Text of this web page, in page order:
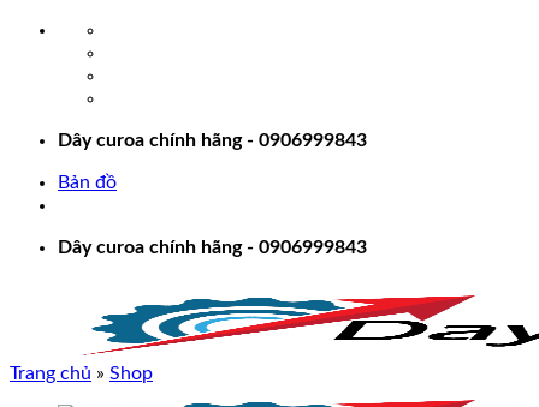
Dây curoa chính hãng - 0906999843
Bản đồ
Dây curoa chính hãng - 0906999843
Trang chủ » Shop